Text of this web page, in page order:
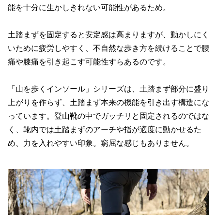
能を十分に生かしきれない可能性があるため。
土踏まずを固定すると安定感は高まりますが、動かしにく
いために疲労しやすく、不自然な歩き方を続けることで腰
痛や膝痛を引き起こす可能性すらあるのです。
「山を歩くインソール」シリーズは、土踏まず部分に盛り
上がりを作らず、土踏まず本来の機能を引き出す構造にな
っています。登山靴の中でガッチリと固定されるのではな
く、靴内では土踏まずのアーチや指が適度に動かせるた
め、力を入れやすい印象。窮屈な感じもありません。